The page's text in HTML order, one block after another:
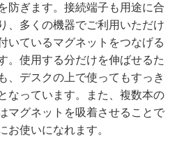
防ぎます。接続端子も用途に合
、多くの機器でご利用いただけ
いているマグネットをつなげる
。使用する分だけを伸ばせるた
、デスクの上で使ってもすっき
なっています。また、複数本の
マグネットを吸着させることで
お使いになれます。